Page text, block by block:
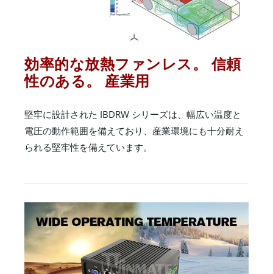
効率的な放熱ファンレス。 信頼
性のある。 産業用
堅牢に設計された IBDRW シリーズは、幅広い温度と
電圧の動作範囲を備えており、産業環境にも十分耐え
られる堅牢性を備えています。